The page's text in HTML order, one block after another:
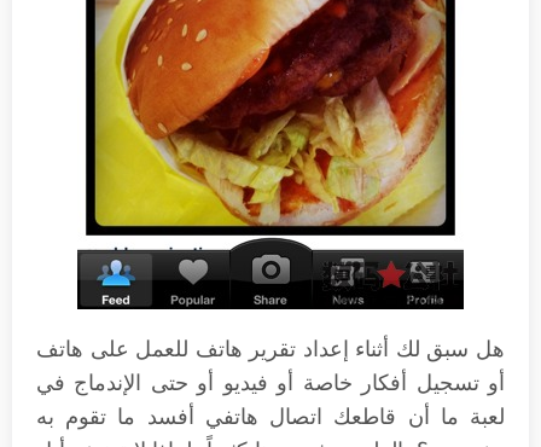
هل سبق لك أثناء إعداد تقرير هاتف للعمل على هاتف
أو تسجيل أفكار خاصة أو فيديو أو حتى الإندماج في
لعبة ما أن قاطعك اتصال هاتفي أفسد ما تقوم به